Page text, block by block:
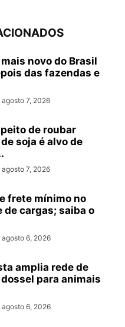
novo do Brasil
das fazendas e
agosto 7, 2026
de roubar
soja é alvo de
agosto 7, 2026
frete mínimo no
cargas; saiba o
agosto 6, 2026
amplia rede de
para animais
agosto 6, 2026